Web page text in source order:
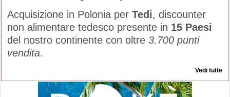
Acquisizione in Polonia per Tedi, discounter
non alimentare tedesco presente in 15 Paesi
del nostro continente con oltre 3.700 punti
vendita.
Vedi tutte